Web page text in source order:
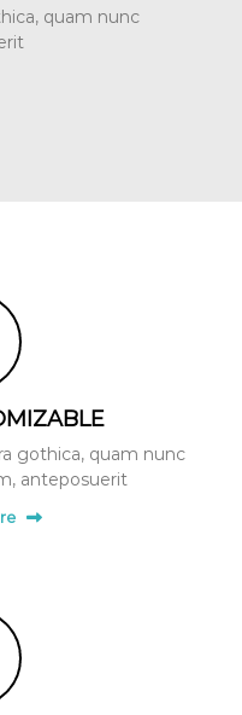
quam nunc
gothica, quam nunc
anteposuerit